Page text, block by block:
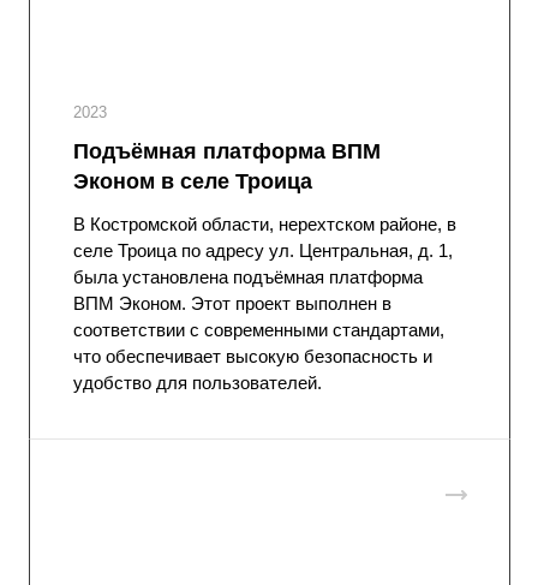
2023
Подъёмная платформа ВПМ
Эконом в селе Троица
В Костромской области, нерехтском районе, в
селе Троица по адресу ул. Центральная, д. 1,
была установлена подъёмная платформа
ВПМ Эконом. Этот проект выполнен в
соответствии с современными стандартами,
что обеспечивает высокую безопасность и
удобство для пользователей.